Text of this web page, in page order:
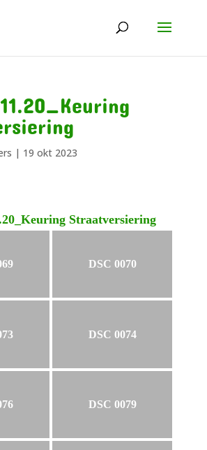
| 19 okt 2023
Straatversiering
DSC 0070
DSC 0074
DSC 0079